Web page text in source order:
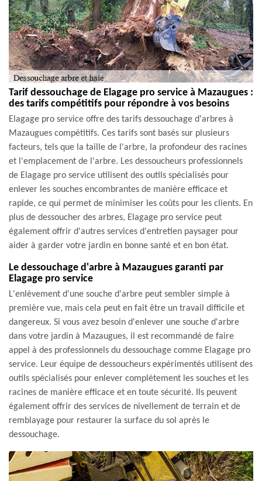
Tarif dessouchage de Elagage pro service à Mazaugues :
des tarifs compétitifs pour répondre à vos besoins
Elagage pro service offre des tarifs dessouchage d'arbres à
Mazaugues compétitifs. Ces tarifs sont basés sur plusieurs
facteurs, tels que la taille de l'arbre, la profondeur des racines
et l'emplacement de l'arbre. Les dessoucheurs professionnels
de Elagage pro service utilisent des outils spécialisés pour
enlever les souches encombrantes de manière efficace et
rapide, ce qui permet de minimiser les coûts pour les clients. En
plus de dessoucher des arbres, Elagage pro service peut
également offrir d'autres services d'entretien paysager pour
aider à garder votre jardin en bonne santé et en bon état.
Le dessouchage d'arbre à Mazaugues garanti par
Elagage pro service
L'enlèvement d'une souche d'arbre peut sembler simple à
première vue, mais cela peut en fait être un travail difficile et
dangereux. Si vous avez besoin d'enlever une souche d'arbre
dans votre jardin à Mazaugues, il est recommandé de faire
appel à des professionnels du dessouchage comme Elagage pro
service. Leur équipe de dessoucheurs expérimentés utilisent des
outils spécialisés pour enlever complètement les souches et les
racines de manière efficace et en toute sécurité. Ils peuvent
également offrir des services de nivellement de terrain et de
remblayage pour restaurer la surface du sol après le
dessouchage.